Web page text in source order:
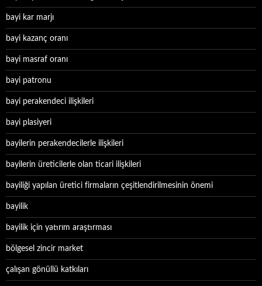
bayi kar marjı
bayi kazanç oranı
bayi masraf oranı
bayi patronu
bayi perakendeci ilişkileri
bayi plasiyeri
bayilerin perakendecilerle ilişkileri
bayilerin üreticilerle olan ticari ilişkileri
bayiliği yapılan üretici firmaların çeşitlendirilmesinin önemi
bayilik
bayilik için yatırım araştırması
bölgesel zincir market
çalışan gönüllü katkıları